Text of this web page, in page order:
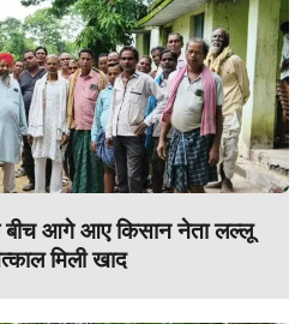
बीच आगे आए किसान नेता लल्लू
मिली खाद